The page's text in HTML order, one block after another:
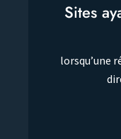
Sites
lorsqu’une
Sites
lorsqu’une